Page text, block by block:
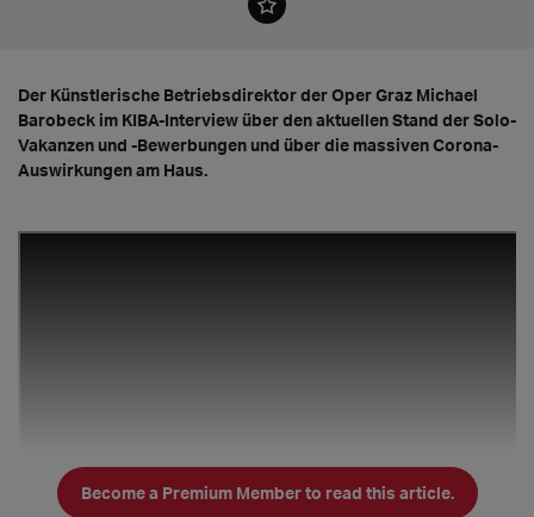
Der Künstlerische Betriebsdirektor der Oper Graz Michael
Barobeck im KIBA-Interview über den aktuellen Stand der Solo-
Vakanzen und -Bewerbungen und über die massiven Corona-
Auswirkungen am Haus.
Become a Premium Member to read this article.